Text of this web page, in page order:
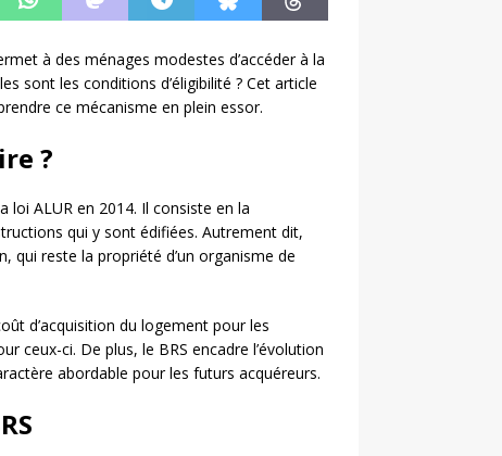
à des ménages modestes d’accéder à la
sont les conditions d’éligibilité ? Cet article
ce mécanisme en plein essor.
?
loi ALUR en 2014. Il consiste en la
qui y sont édifiées. Autrement dit,
qui reste la propriété d’un organisme de
d’acquisition du logement pour les
ceux-ci. De plus, le BRS encadre l’évolution
abordable pour les futurs acquéreurs.